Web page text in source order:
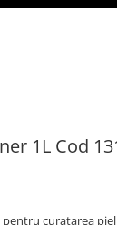
1L Cod
curatarea